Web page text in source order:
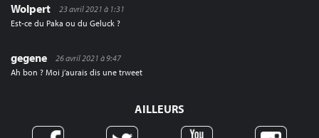
Wolpert
23 avril 2021 à 1:31
Est-ce du Paka ou du Geluck ?
gegene
26 avril 2021 à 9:47
Ah bon ? Moi j’aurais dis une trweet
AILLEURS